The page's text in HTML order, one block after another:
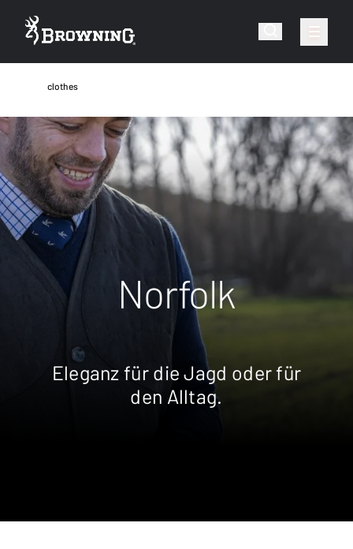
clothes
Norfolk
Eleganz für die Jagd oder für
den Alltag.